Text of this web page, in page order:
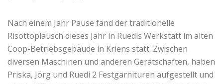
Nach einem Jahr Pause fand der traditionelle
Risottoplausch dieses Jahr in Ruedis Werkstatt im alten
Coop-Betriebsgebäude in Kriens statt. Zwischen
diversen Maschinen und anderen Gerätschaften, haben
Priska, Jörg und Ruedi 2 Festgarnituren aufgestellt und